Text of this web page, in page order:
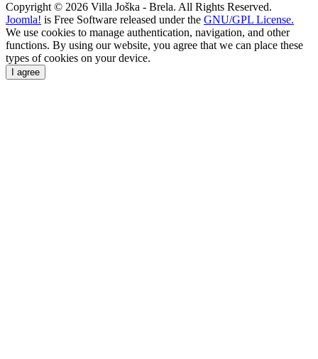
Copyright © 2026 Villa Joška - Brela. All Rights Reserved.
Joomla! is Free Software released under the GNU/GPL License.
We use cookies to manage authentication, navigation, and other
functions. By using our website, you agree that we can place these
types of cookies on your device.
I agree